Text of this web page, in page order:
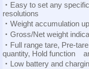
‧ Easy to set any
resolutions
‧ Weight accumulation
‧ Gross/Net weight
‧ Full range tare, Pre-
quantity, Hold function
‧ Lowbattery and